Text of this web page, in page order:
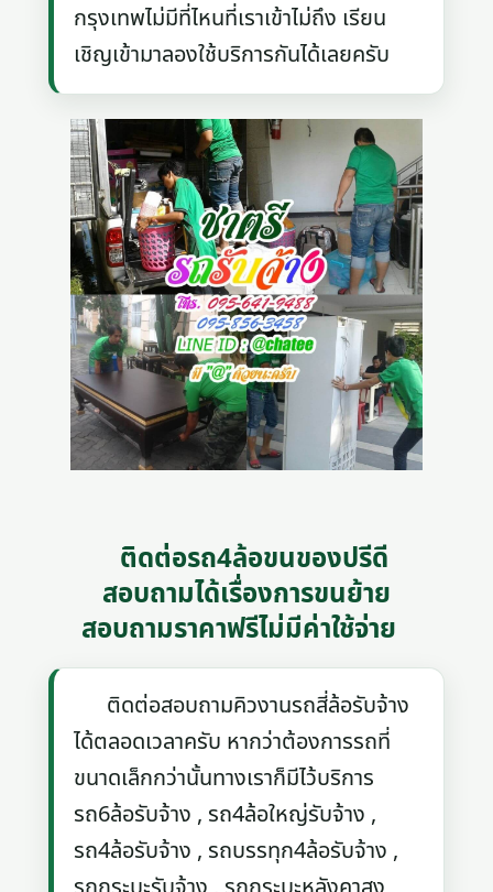
กรุงเทพไม่มีที่ไหนที่เราเข้าไม่ถึง เรียน
เชิญเข้ามาลองใช้บริการกันได้เลยครับ
ติดต่อรถ4ล้อขนของปรีดี
สอบถามได้เรื่องการขนย้าย
สอบถามราคาฟรีไม่มีค่าใช้จ่าย
ติดต่อสอบถามคิวงานรถสี่ล้อรับจ้าง
ได้ตลอดเวลาครับ หากว่าต้องการรถที่
ขนาดเล็กกว่านั้นทางเราก็มีไว้บริการ
รถ6ล้อรับจ้าง , รถ4ล้อใหญ่รับจ้าง ,
รถ4ล้อรับจ้าง , รถบรรทุก4ล้อรับจ้าง ,